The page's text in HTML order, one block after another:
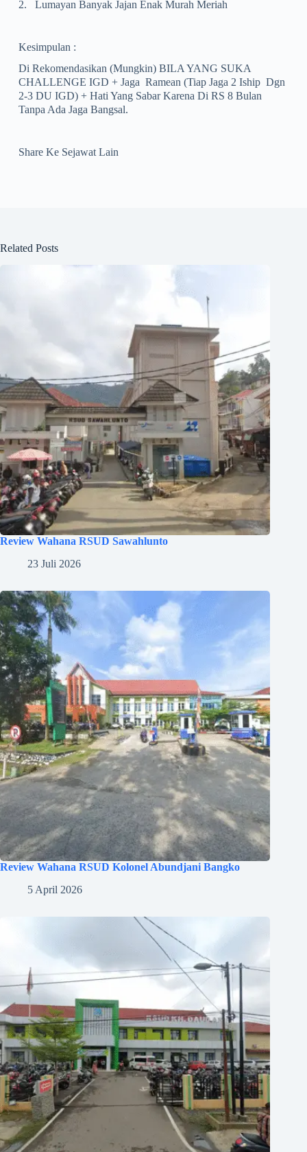
2.
Lumayan Banyak Jajan Enak Murah Meriah
Kesimpulan :
Di Rekomendasikan (mungkin) BILA YANG SUKA
CHALLENGE IGD + Jaga Ramean (tiap Jaga 2 Iship Dgn
2-3 DU IGD) + Hati Yang Sabar Karena Di RS 8 Bulan
Tanpa Ada Jaga Bangsal.
Share Ke Sejawat Lain
Related Posts
Review Wahana RSUD Sawahlunto
23 Juli 2026
Review Wahana RSUD Kolonel Abundjani Bangko
5 April 2026